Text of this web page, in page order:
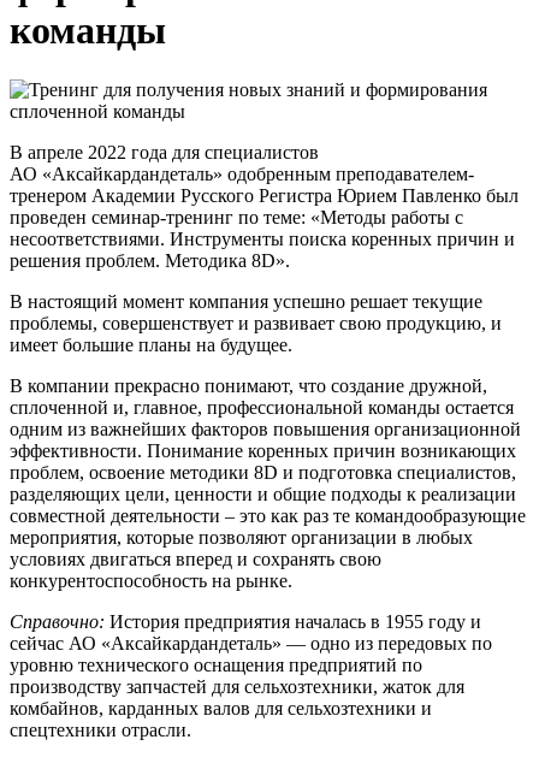
команды
В апреле 2022 года для специалистов
АО «Аксайкардандеталь» одобренным преподавателем-
тренером Академии Русского Регистра Юрием Павленко был
проведен семинар-тренинг по теме: «Методы работы с
несоответствиями. Инструменты поиска коренных причин и
решения проблем. Методика 8D».
В настоящий момент компания успешно решает текущие
проблемы, совершенствует и развивает свою продукцию, и
имеет большие планы на будущее.
В компании прекрасно понимают, что создание дружной,
сплоченной и, главное, профессиональной команды остается
одним из важнейших факторов повышения организационной
эффективности. Понимание коренных причин возникающих
проблем, освоение методики 8D и подготовка специалистов,
разделяющих цели, ценности и общие подходы к реализации
совместной деятельности – это как раз те командообразующие
мероприятия, которые позволяют организации в любых
условиях двигаться вперед и сохранять свою
конкурентоспособность на рынке.
Справочно: История предприятия началась в 1955 году и
сейчас АО «Аксайкардандеталь» — одно из передовых по
уровню технического оснащения предприятий по
производству запчастей для сельхозтехники, жаток для
комбайнов, карданных валов для сельхозтехники и
спецтехники отрасли.